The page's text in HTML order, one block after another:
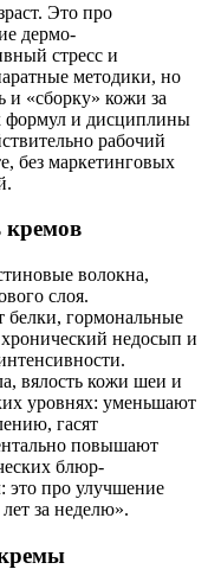
Это про
дермо-
стресс и
методики, но
и «сборку» кожи за
формул и дисциплины
рабочий
без маркетинговых
кремов
волокна,
слоя.
белки, гормональные
недосып и
вялость кожи шеи и
уровнях: уменьшают
гасят
повышают
блюр-
это про улучшение
за неделю».